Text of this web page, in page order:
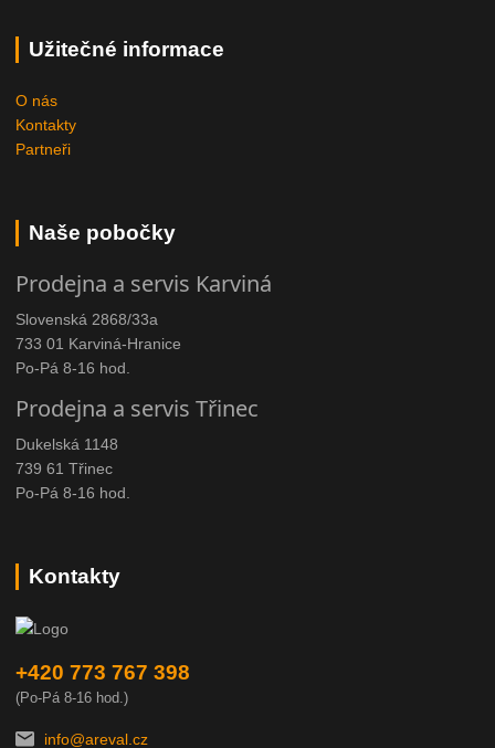
Užitečné informace
O nás
Kontakty
Partneři
Naše pobočky
Prodejna a servis Karviná
Slovenská 2868/33a
733 01 Karviná-Hranice
Po-Pá 8-16 hod.
Prodejna a servis Třinec
Dukelská 1148
739 61 Třinec
Po-Pá 8-16 hod.
Kontakty
+420 773 767 398
(Po-Pá 8-16 hod.)
info@areval.cz